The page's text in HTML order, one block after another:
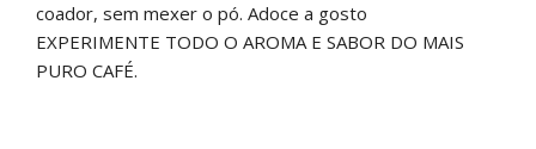
coador, sem mexer o pó. Adoce a gosto
EXPERIMENTE TODO O AROMA E SABOR DO MAIS
PURO CAFÉ.